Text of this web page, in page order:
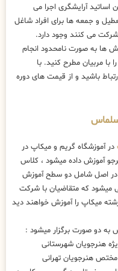
اساتید آرایشگری اجرا می
و جمعه ها برای افراد شاغل
می کنند وجود دارد.
ها به صورت نامحدود انجام
با مربیان مطرح کنید. با
باشید و از قیمت های دوره
در آموزشگاه گریم و میکاپ در
آموزش داده میشود ، کلاس
اصل شامل دو سطح آموزش
میشود که متقاضیان با شرکت
آموزشی در رشته میکاپ را آموزش خواهند دید
به دو صورت برگزار میشود :
هنرجویان شهرستانی
مختص هنرجویان تهرانی